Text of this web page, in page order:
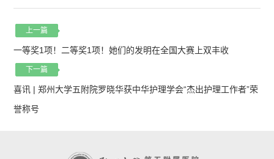
上一篇
一等奖1项！二等奖1项！她们的发明在全国大赛上双丰收
下一篇
喜讯 | 郑州大学五附院罗晓华获中华护理学会“杰出护理工作者”荣
誉称号